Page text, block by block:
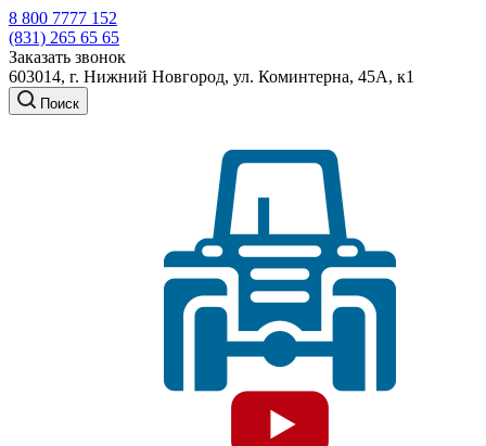
8 800 7777 152
(831) 265 65 65
Заказать звонок
603014, г. Нижний Новгород, ул. Коминтерна, 45А, к1
Поиск